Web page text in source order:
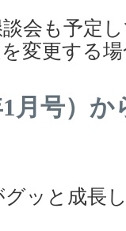
会も予定
変更する
月号）か
ッと成長